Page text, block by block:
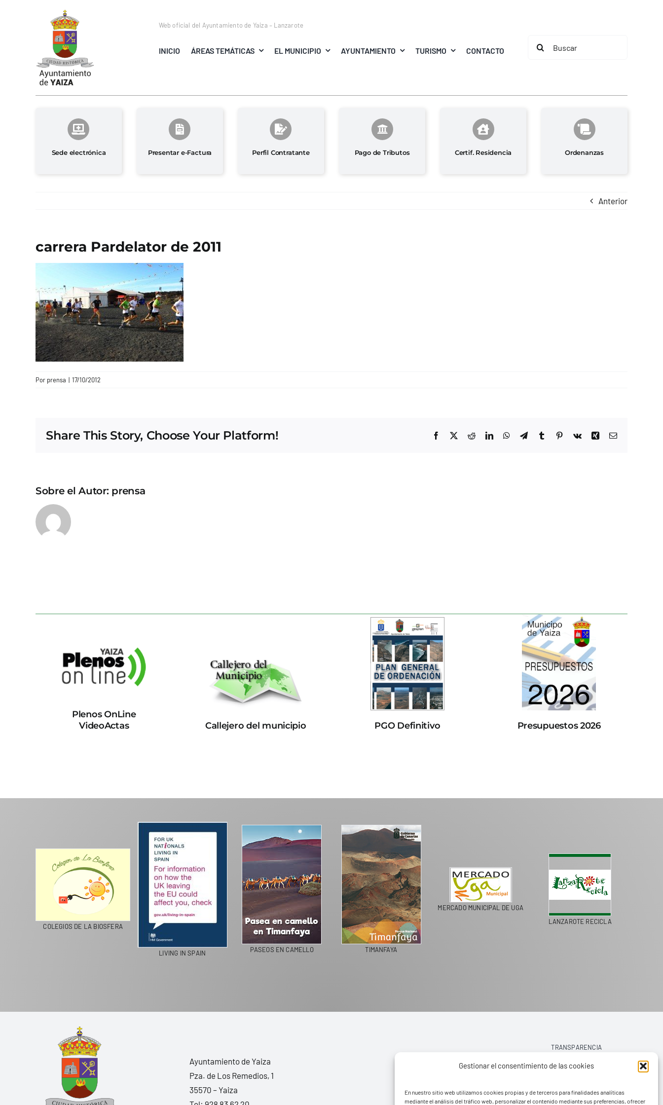
Gestionar el consentimiento de las cookies
En nuestro sitio web utilizamos cookies propias y de terceros para finalidades analíticas
mediante el análisis del tráfico web, personalizar el contenido mediante sus preferencias, ofrecer
Web oficial del Ayuntamiento de Yaiza – Lanzarote
INICIO ÁREAS TEMÁTICAS EL MUNICIPIO AYUNTAMIENTO TURISMO CONTACTO
Buscar:
Sede electrónica Presentar e-Factura Perfil Contratante Pago de Tributos Certif. Residencia Ordenanzas
Anterior
carrera Pardelator de 2011
Por prensa | 17/10/2012
Share This Story, Choose Your Platform! Facebook
X RedditLinkedInWhatsApp
TelegramTumblrPinterest
Vk Xing Correo
Sobre el Autor: prensa
Plenos OnLine
VideoActas
Callejero del municipio PGO Definitivo Presupuestos 2026
COLEGIOS DE LA BIOSFERA
LIVING IN SPAIN PASEOS EN CAMELLO TIMANFAYA
MERCADO MUNICIPAL DE UGA
LANZAROTE RECICLA
Ayuntamiento de Yaiza
Pza. de Los Remedios, 1
35570 – Yaiza
TRANSPARENCIA
AVISO LEGAL
POLÍTICA DE PRIVACIDAD